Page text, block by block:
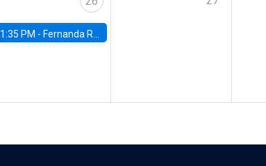
1:35 PM - Fernanda Rojas Ampuero, University of Wisconsin-Madison